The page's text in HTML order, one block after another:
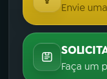
Envie
Faça um